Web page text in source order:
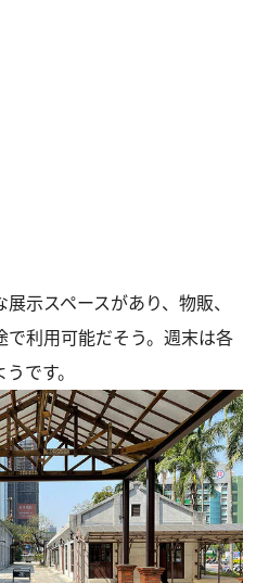
示スペースがあり、物販、
利用可能だそう。週末は各
です。